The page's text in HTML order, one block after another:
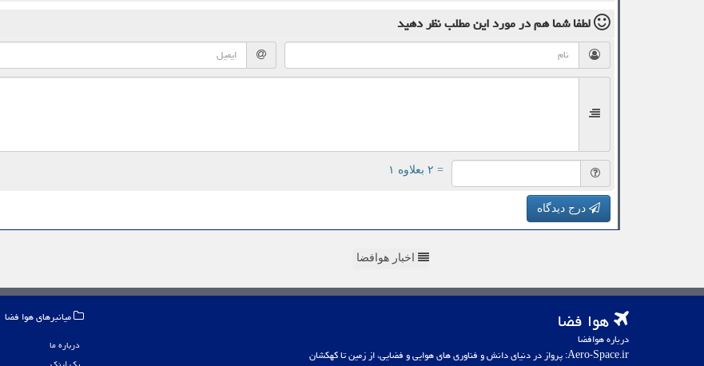
لطفا شما همدر مورد این مطلبنظر دهید
= ۲ بعلاوه ۱
درج دیدگاه
اخبار هوافضا
هوا فضا
درباره هوافضا
Aero-Space.ir: پرواز در دنیای دانش و فناوری های هوایی و فضایی، از زمین تا کهکشان
میانبرهای هوا فضا
درباره ما